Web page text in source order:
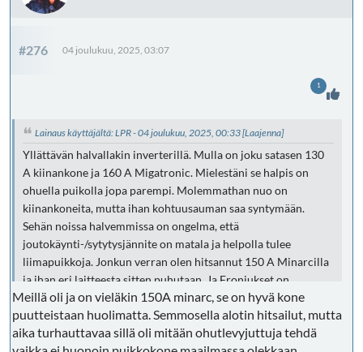
#276 04 joulukuu, 2025, 03:07
Lainaus käyttäjältä: LPR - 04 joulukuu, 2025, 00:33[Laajenna]
Yllättävän halvallakin inverterillä. Mulla on joku satasen 130
A kiinankone ja 160 A Migatronic. Mielestäni se halpis on
ohuella puikolla jopa parempi. Molemmathan nuo on
kiinankoneita, mutta ihan kohtuusauman saa syntymään.
Sehän noissa halvemmissa on ongelma, että
joutokäynti-/sytytysjännite on matala ja helpolla tulee
liimapuikkoja. Jonkun verran olen hitsannut 150 A Minarcilla
ja ihan eri laitteesta sitten puhutaan. Ja Froniukset on
kuulemma hyviä.
Joku pakoputki on jo niin paksuseinämäistä, että yleensä
Meillä oli ja on vieläkin 150A minarc, se on hyvä kone
puutteistaan huolimatta. Semmosella alotin hitsailut, mutta
aika turhauttavaa sillä oli mitään ohutlevyjuttuja tehdä
1